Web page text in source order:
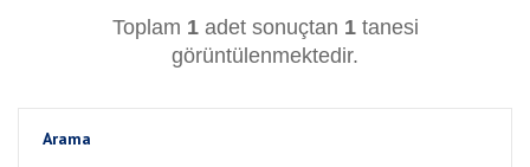
Toplam 1adet sonuçtan 1tanesi
görüntülenmektedir.
Arama